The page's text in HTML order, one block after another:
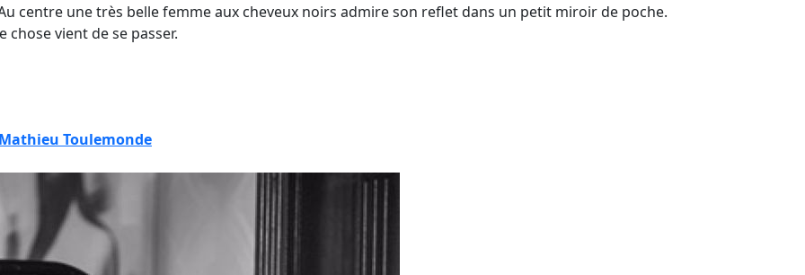
centre une très belle femme aux cheveux noirs admire son reflet dans un petit miroir de poche.
chose vient de se passer.
Toulemonde